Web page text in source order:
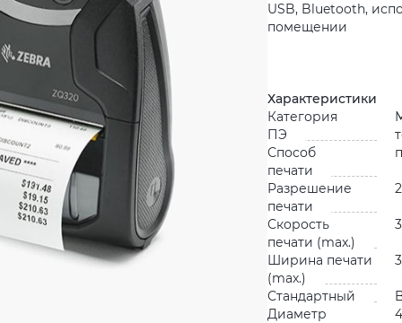
USB, Bluetooth,
помещении
Характеристики
Категория
ПЭ
Способ
печати
Разрешение
печати
Скорость
печати (max.)
Ширина печати
(max.)
Стандартный
Диаметр